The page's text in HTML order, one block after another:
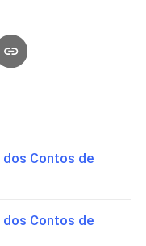
dos Contos de
dos Contos de